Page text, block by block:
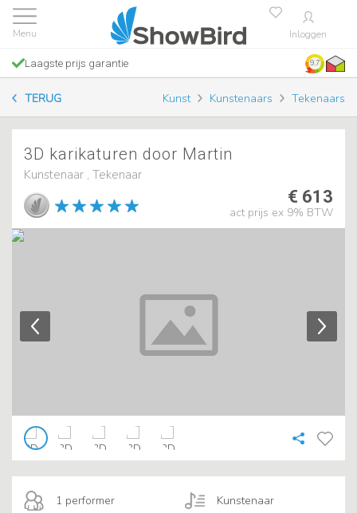
Inloggen
Laagste prijs garantie 9.7
TERUG Kunst Kunstenaars Tekenaars
3D karikaturen door Martin
Kunstenaar , Tekenaar
€ 613
act prijs ex 9% BTW
1 performer Kunstenaar